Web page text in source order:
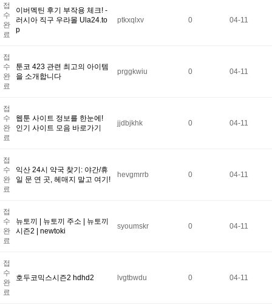
접
수
완
료
이버멕틴 후기 부작용 체크! -
러시아 직구 우라몰 Ula24.to
p
ptkxqlxv 0 04-11
접
수
완
료
툰코 423 관련 최고의 아이템
을 소개합니다
prggkwiu 0 04-11
접
수
완
료
웹툰 사이트 정보를 한눈에!
인기 사이트 모음 바로가기
jjdbjkhk 0 04-11
접
수
완
료
익산 24시 약국 찾기: 야간/휴
일 문 연 곳, 헤매지 말고 여기!
hevgmrrb 0 04-11
접
수
완
료
뉴토끼 | 뉴토끼 주소 | 뉴토끼
시즌2 | newtoki
syoumskr 0 04-11
접
수
완
료
호두코믹스시즌2 hdhd2 lvgtbwdu 0 04-11